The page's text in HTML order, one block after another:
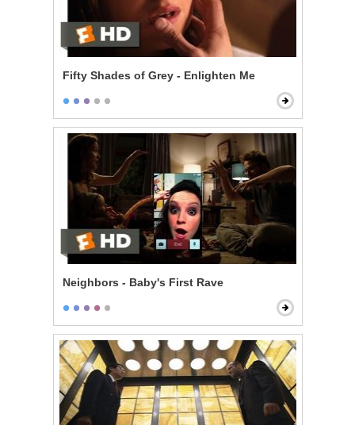
Fifty Shades of Grey - Enlighten Me
Neighbors - Baby's First Rave